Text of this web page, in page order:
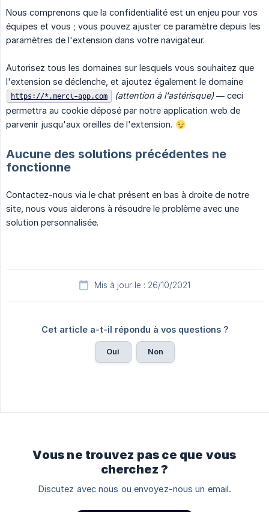
Nous comprenons que la confidentialité est un enjeu pour vos
équipes et vous ; vous pouvez ajuster ce paramètre depuis les
paramètres de l'extension dans votre navigateur.
Autorisez tous les domaines sur lesquels vous souhaitez que
l'extension se déclenche, et ajoutez également le domaine
https://*.merci-app.com (attention à l'astérisque)— ceci
permettra au cookie déposé par notre application web de
parvenir jusqu'aux oreilles de l'extension.
Aucune des solutions précédentes ne
fonctionne
Contactez-nous via le chat présent en bas à droite de notre
site, nous vous aiderons à résoudre le problème avec une
solution personnalisée.
Mis à jour le : 26/10/2021
Cet article a-t-il répondu à vos questions ?
Oui Non
Vous ne trouvez pas ce que vous
cherchez ?
Discutez avec nous ou envoyez-nous un email.